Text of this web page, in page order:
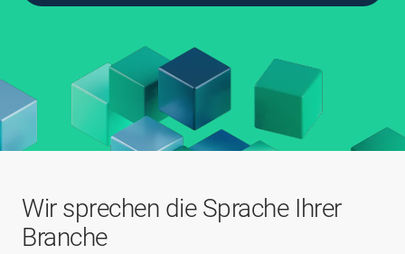
Wir sprechen die Sprache Ihrer
Branche